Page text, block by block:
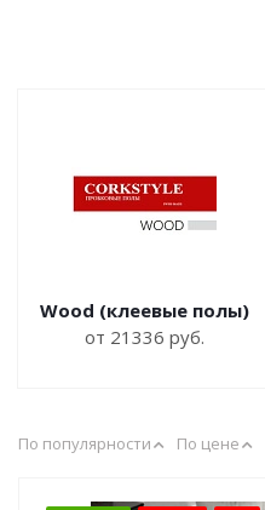
Wood (клеевые полы)
от 21336 руб.
По популярности По цене